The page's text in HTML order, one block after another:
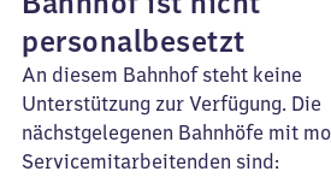
personalbesetzt
An diesem Bahnhof steht keine
Unterstützung zur Verfügung. Die
nächstgelegenen Bahnhöfe mit
Servicemitarbeitenden sind: